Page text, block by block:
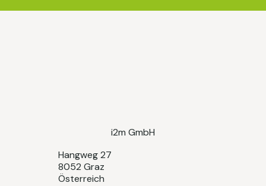
i2m GmbH
Hangweg 27
8052 Graz
Österreich​